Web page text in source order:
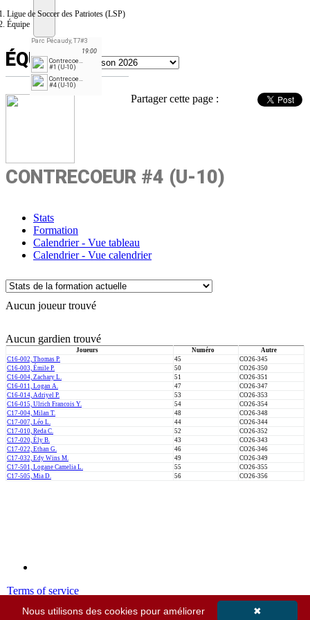
Parc Pécaudy, T7#3
19:00
Contrecoeur
#1 (U-10)
Contrecoeur
#4 (U-10)
Ligue de Soccer des Patriotes (LSP)
Équipe
ÉQUIPE
Partager cette page :
CONTRECOEUR #4 (U-10)
Stats
Formation
Calendrier - Vue tableau
Calendrier - Vue calendrier
Aucun joueur trouvé
Aucun gardien trouvé
Joueurs Numéro
Autre
C16-002, Thomas P.
45
CO26-345
C16-003, Émile P.
50
CO26-350
C16-004, Zachary L.
51
CO26-351
C16-011, Logan A.
47
CO26-347
C16-014, Adriyel P.
53
CO26-353
C16-015, Ulrich Francois Y.
54
CO26-354
C17-004, Milan T.
48
CO26-348
C17-007, Léo L.
44
CO26-344
C17-010, Reda C.
52
CO26-352
C17-020, Ély B.
43
CO26-343
C17-022, Ethan G.
46
CO26-346
C17-032, Edy Wins M.
49
CO26-349
C17-501, Logane Camelia L.
55
CO26-355
C17-505, Mia D.
56 CO26-356
Terms of service
✖
Nous utilisons des cookies pour améliorer